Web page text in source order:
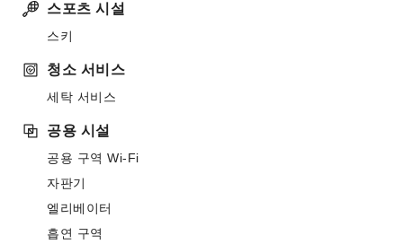
스포츠 시설
스키
청소 서비스
세탁 서비스
공용 시설
공용 구역 Wi-Fi
자판기
엘리베이터
흡연 구역